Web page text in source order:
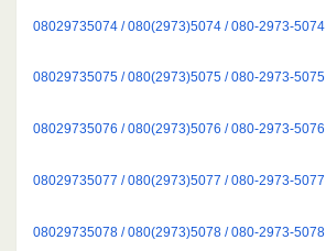
08029735074 / 080(2973)5074 / 080-2973-5074
08029735075 / 080(2973)5075 / 080-2973-5075
08029735076 / 080(2973)5076 / 080-2973-5076
08029735077 / 080(2973)5077 / 080-2973-5077
08029735078 / 080(2973)5078 / 080-2973-5078